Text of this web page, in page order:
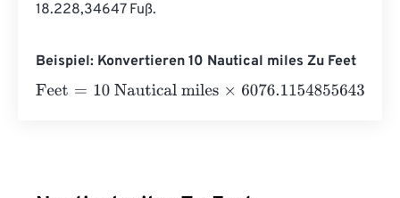
18.228,34647 Fuß.
Beispiel: Konvertieren 10 Nautical miles Zu Feet
Feet= 10 Nautical miles ×6076.1154855643=